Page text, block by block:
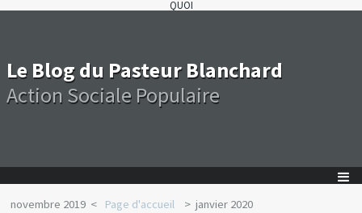
QUOI
Le Blog du Pasteur Blanchard
Action Sociale Populaire
novembre 2019 Page d'accueil janvier 2020